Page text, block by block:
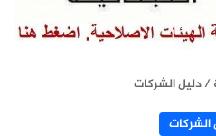
/دليل الشركات
الشركات